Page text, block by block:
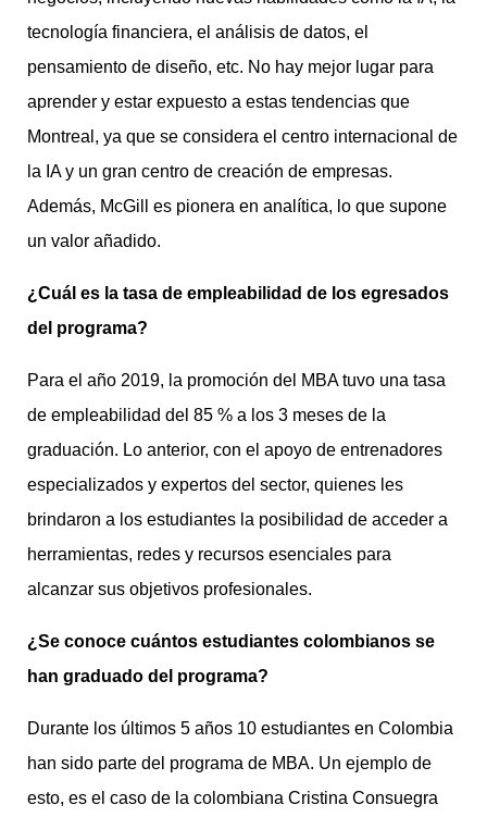
tecnología financiera, el análisis de datos, el
pensamiento de diseño, etc. No hay mejor lugar para
aprender y estar expuesto a estas tendencias que
Montreal, ya que se considera el centro internacional de
la IA y un gran centro de creación de empresas.
Además, McGill es pionera en analítica, lo que supone
un valor añadido.
¿Cuál es la tasa de empleabilidad de los egresados
del programa?
Para el año 2019, la promoción del MBA tuvo una tasa
de empleabilidad del 85 % a los 3 meses de la
graduación. Lo anterior, con el apoyo de entrenadores
especializados y expertos del sector, quienes les
brindaron a los estudiantes la posibilidad de acceder a
herramientas, redes y recursos esenciales para
alcanzar sus objetivos profesionales.
¿Se conoce cuántos estudiantes colombianos se
han graduado del programa?
Durante los últimos 5 años 10 estudiantes en Colombia
han sido parte del programa de MBA. Un ejemplo de
esto, es el caso de la colombiana Cristina Consuegra